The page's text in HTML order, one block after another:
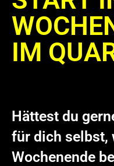
IM
Hättest du
für dich selbst,
Wochenende